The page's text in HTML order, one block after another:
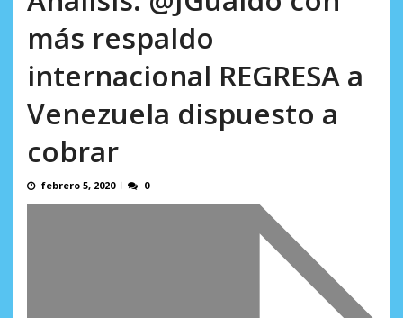
más respaldo
internacional REGRESA a
Venezuela dispuesto a
cobrar
febrero 5, 2020 0